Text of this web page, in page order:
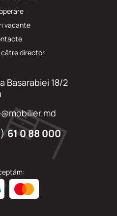
vacante
director
Basarabiei 18/2
61 0 88 000